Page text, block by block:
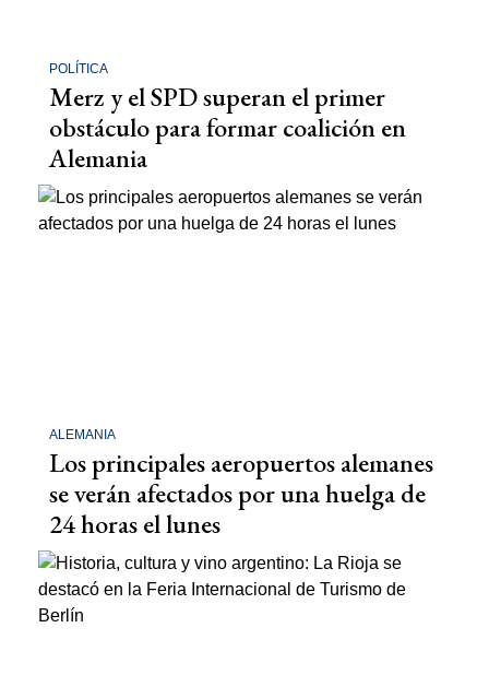
POLÍTICA
Merz y el SPD superan el primer
obstáculo para formar coalición en
Alemania
ALEMANIA
Los principales aeropuertos alemanes
se verán afectados por una huelga de
24 horas el lunes